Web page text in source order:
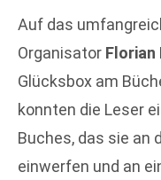
Auf das
Organisator Florian
Glücksbox am
konnten die Leser
Buches, das sie an
einwerfen und an